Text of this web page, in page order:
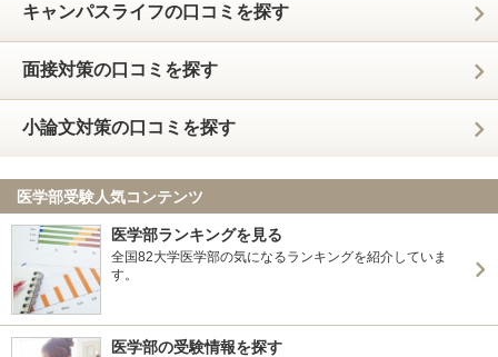
キャンパスライフの口コミを探す
面接対策の口コミを探す
小論文対策の口コミを探す
医学部受験人気コンテンツ
医学部ランキングを見る
全国82大学医学部の気になるランキングを紹介していま
す。
医学部の受験情報を探す